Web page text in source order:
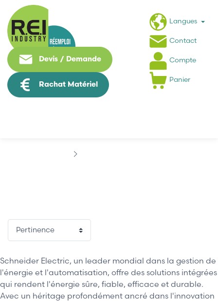
Devis / Demande
Rachat Matériel
Langues
Contact
Compte
Panier
Schneider Electric, un leader mondial dans la gestion de
l'énergie et l'automatisation, offre des solutions intégrées
qui rendent l'énergie sûre, fiable, efficace et durable.
Avec un héritage profondément ancré dans l'innovation